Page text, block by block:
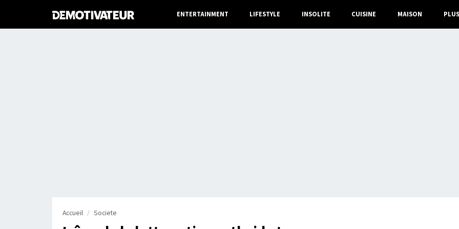
ENTERTAINMENT LIFESTYLE INSOLITE CUISINE MAISON PLUS
Accueil Societe